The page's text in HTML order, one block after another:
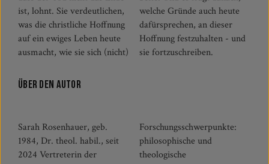
ist, lohnt. Sie verdeutlichen,
was die christliche Hoffnung
auf ein ewiges Leben heute
ausmacht, wie sie sich (nicht)
welche Gründe auch heute
dafürsprechen, an dieser
Hoffnung festzuhalten - und
sie fortzuschreiben.
Über den Autor
Sarah Rosenhauer, geb.
1984, Dr. theol. habil., seit
2024 Vertreterin der
Forschungsschwerpunkte:
philosophische und
theologische